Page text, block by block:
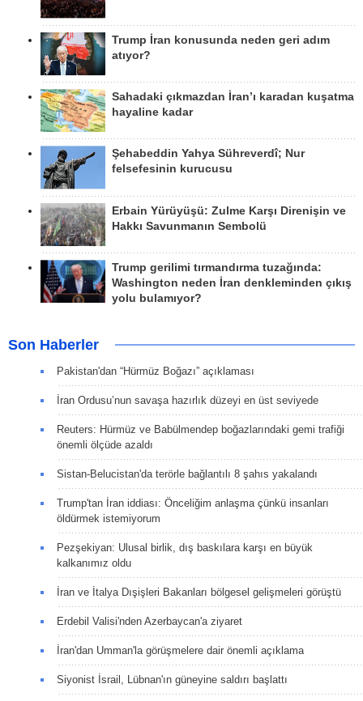
Trump İran konusunda neden geri adım
atıyor?
Sahadaki çıkmazdan İran’ı karadan kuşatma
hayaline kadar
Şehabeddin Yahya Sühreverdî; Nur
felsefesinin kurucusu
Erbain Yürüyüşü: Zulme Karşı Direnişin ve
Hakkı Savunmanın Sembolü
Trump gerilimi tırmandırma tuzağında:
Washington neden İran denkleminden çıkış
yolu bulamıyor?
Son Haberler
Pakistan'dan “Hürmüz Boğazı” açıklaması
İran Ordusu’nun savaşa hazırlık düzeyi en üst seviyede
Reuters: Hürmüz ve Babülmendep boğazlarındaki gemi trafiği
önemli ölçüde azaldı
Sistan-Belucistan'da terörle bağlantılı 8 şahıs yakalandı
Trump'tan İran iddiası: Önceliğim anlaşma çünkü insanları
öldürmek istemiyorum
Pezşekiyan: Ulusal birlik, dış baskılara karşı en büyük
kalkanımız oldu
İran ve İtalya Dışişleri Bakanları bölgesel gelişmeleri görüştü
Erdebil Valisi'nden Azerbaycan'a ziyaret
İran'dan Umman'la görüşmelere dair önemli açıklama
Siyonist İsrail, Lübnan'ın güneyine saldırı başlattı